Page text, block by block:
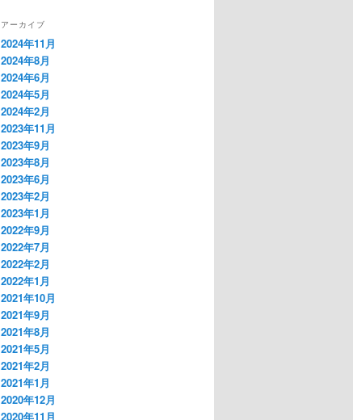
アーカイブ
2024年11月
2024年8月
2024年6月
2024年5月
2024年2月
2023年11月
2023年9月
2023年8月
2023年6月
2023年2月
2023年1月
2022年9月
2022年7月
2022年2月
2022年1月
2021年10月
2021年9月
2021年8月
2021年5月
2021年2月
2021年1月
2020年12月
2020年11月